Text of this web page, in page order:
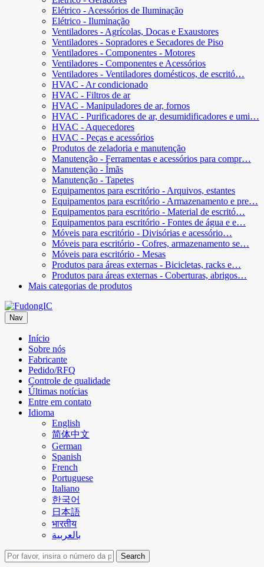
Elétrico - Acessórios de Iluminação
Elétrico - Iluminação
Ventiladores - Agrícolas, Docas e Exaustores
Ventiladores - Sopradores e Secadores de Piso
Ventiladores - Componentes - Motores
Ventiladores - Componentes e Acessórios
Ventiladores - Ventiladores domésticos, de escritó…
HVAC - Ar condicionado
HVAC - Filtros de ar
HVAC - Manipuladores de ar, fornos
HVAC - Purificadores de ar, desumidificadores e umi…
HVAC - Aquecedores
HVAC - Peças e acessórios
Produtos de zeladoria e manutenção
Manutenção - Ferramentas e acessórios para compr…
Manutenção - Ímãs
Manutenção - Tapetes
Equipamentos para escritório - Arquivos, estantes
Equipamentos para escritório - Armazenamento e pre…
Equipamentos para escritório - Material de escritó…
Equipamentos para escritório - Fontes de água e e…
Móveis para escritório - Divisórias e acessório…
Móveis para escritório - Cofres, armazenamento se…
Móveis para escritório - Mesas
Produtos para áreas externas - Bicicletas, racks e…
Produtos para áreas externas - Coberturas, abrigos…
Mais categorias de produtos
Nav
Início
Sobre nós
Fabricante
Pedido/RFQ
Controle de qualidade
Últimas notícias
Entre em contato
Idioma
English
简体中文
German
Spanish
French
Portuguese
Italiano
한국어
日本語
भारतीय
بالعربية
Search